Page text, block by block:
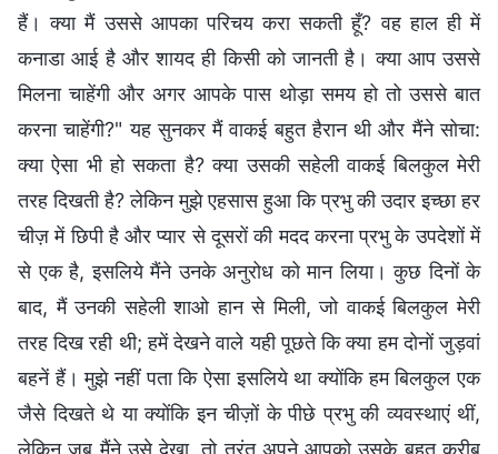
हैं। क्या मैं उससे आपका परिचय करा सकती हूँ? वह हाल ही में
कनाडा आई है और शायद ही किसी को जानती है। क्या आप उससे
मिलना चाहेंगी और अगर आपके पास थोड़ा समय हो तो उससे बात
करना चाहेंगी?" यह सुनकर मैं वाकई बहुत हैरान थी और मैंने सोचा:
क्या ऐसा भी हो सकता है? क्या उसकी सहेली वाकई बिलकुल मेरी
तरह दिखती है? लेकिन मुझे एहसास हुआ कि प्रभु की उदार इच्छा हर
चीज़ में छिपी है और प्यार से दूसरों की मदद करना प्रभु के उपदेशों में
से एक है, इसलिये मैंने उनके अनुरोध को मान लिया। कुछ दिनों के
बाद, मैं उनकी सहेली शाओ हान से मिली, जो वाकई बिलकुल मेरी
तरह दिख रही थी; हमें देखने वाले यही पूछते कि क्या हम दोनों जुड़वां
बहनें हैं। मुझे नहीं पता कि ऐसा इसलिये था क्योंकि हम बिलकुल एक
जैसे दिखते थे या क्योंकि इन चीज़ों के पीछे प्रभु की व्यवस्थाएं थीं,
लेकिन जब मैंने उसे देखा, तो तुरंत अपने आपको उसके बहुत करीब